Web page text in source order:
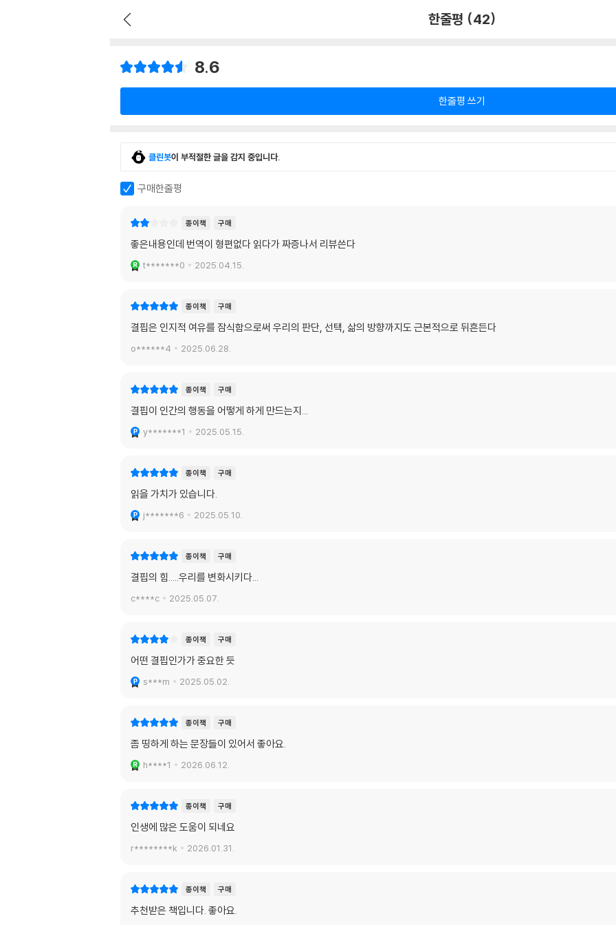
한줄평 (42)
8.6
한줄평 쓰기
클린봇이 부적절한 글을 감지 중입니다.
구매한줄평
종이책 구매
좋은내용인데 번역이 형편없다 읽다가 짜증나서 리뷰쓴다
t*******0 2025.04.15.
종이책 구매
결핍은 인지적 여유를 잠식함으로써 우리의 판단, 선택, 삶의 방향까지도 근본적으로 뒤흔든다
o******4 2025.06.28.
종이책 구매
결핍이 인간의 행동을 어떻게 하게 만드는지...
y*******1 2025.05.15.
종이책 구매
읽을 가치가 있습니다.
j*******6 2025.05.10.
종이책 구매
결핍의 힘.....우리를 변화시키다...
c****c 2025.05.07.
종이책 구매
어떤 결핍인가가 중요한 듯
s***m 2025.05.02.
종이책 구매
좀 띵하게 하는 문장들이 있어서 좋아요.
h****1 2026.06.12.
종이책 구매
인생에 많은 도움이 되네요
r********k 2026.01.31.
종이책 구매
추천받은 책입니다. 좋아요.